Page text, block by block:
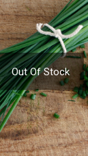
Out Of Stock